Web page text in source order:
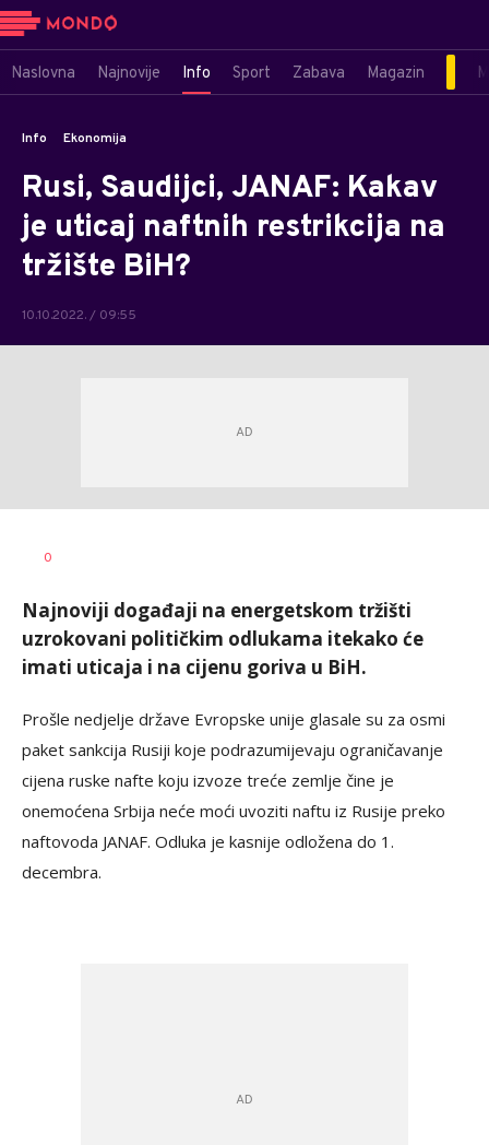
Naslovna Najnovije Info Sport Zabava Magazin
Info Ekonomija
Rusi, Saudijci, JANAF: Kakav
je uticaj naftnih restrikcija na
tržište BiH?
10.10.2022. / 09:55
AUTOR
0
Najnoviji događaji na energetskom tržišti
uzrokovani političkim odlukama itekako će
imati uticaja i na cijenu goriva u BiH.
Prošle nedjelje države Evropske unije glasale su za osmi
paket sankcija Rusiji koje podrazumijevaju ograničavanje
cijena ruske nafte koju izvoze treće zemlje čine je
onemoćena Srbija neće moći uvoziti naftu iz Rusije preko
naftovoda JANAF. Odluka je kasnije odložena do 1.
decembra.